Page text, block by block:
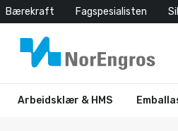
Bærekraft Fagspesialisten
Arbeidsklær & HMS